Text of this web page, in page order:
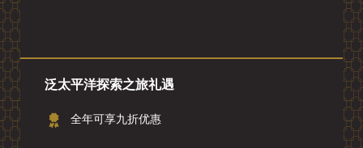
泛太平洋探索之旅礼遇
全年可享九折优惠